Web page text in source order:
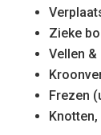
Zieke
Vellen &
Frezen